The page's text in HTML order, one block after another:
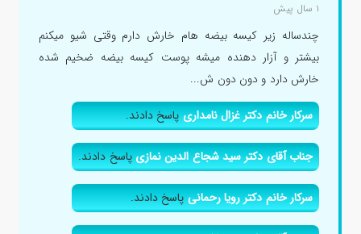
۱ سال پیش
چندساله زیر کیسه بیضه هام خارش دارم وقتی شیو میکنم
بیشتر و آزار دهنده میشه پوست کیسه بیضه ضخیم شده
خارش دارد و دون دون ش...
سرکار خانم دکتر غزال نامداریپاسخ دادند.
جناب آقای دکتر سید شجاع الدین نمازیپاسخ دادند.
سرکار خانم دکتر رویا رحمانیپاسخ دادند.